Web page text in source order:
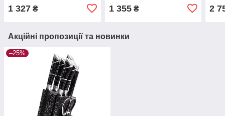
S27_512)
1 327 ₴
червоний (GF-S22_512)
1 355₴ 2
Акційні пропозиції та новинки
–25%